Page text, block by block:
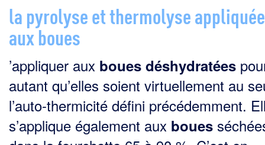
la pyrolyse et thermolyse
aux boues
’appliquer aux boues déshydratées
autant qu’elles soient virtuellement au
l’auto-thermicité défini précédemment.
s’applique également aux boues